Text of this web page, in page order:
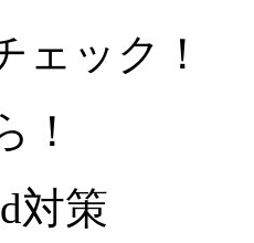
ェック！
！
対策